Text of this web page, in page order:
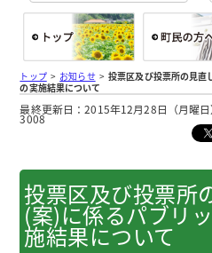
総合トップ
トップ> お知らせ>投票区及び投票所の見直
の実施結果について
最終更新日：2015年12月28日（月曜
3008
投票区及び投票所
(案)に係るパブリ
施結果について